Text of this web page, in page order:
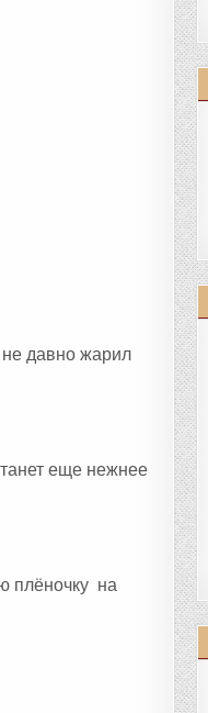
не давно жарил
еще нежнее
плёночку на